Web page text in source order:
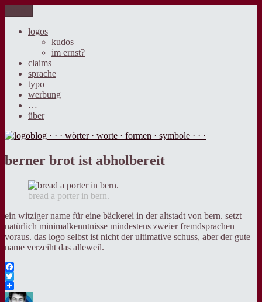
Inhalt
springen
logoblog · · · wörter · worte · formen · symbole · · ·
der blog über sprache, design und werbung.
logos
kudos
im ernst?
claims
sprache
typo
werbung
…
über
berner brot ist abholbereit
bread a porter in bern.
ein witziger name für eine bäckerei in der altstadt von bern. setzt
natürlich minimalkenntnisse mindestens zweier fremdsprachen
voraus. das logo selbst ist nicht der ultimative schuss, aber der gute
name verzeiht das alleweil.
Facebook
Twitter